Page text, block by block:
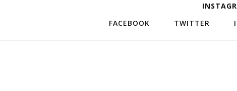
FACEBOOK
TWITTER